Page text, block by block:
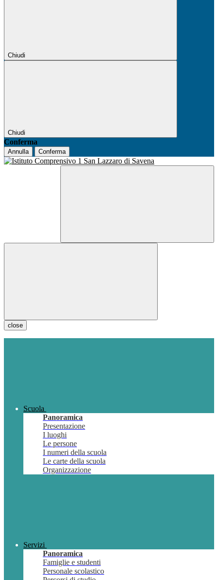
Chiudi
Chiudi
Conferma
Annulla Conferma
close
Scuola
Panoramica
Presentazione
I luoghi
Le persone
I numeri della scuola
Le carte della scuola
Organizzazione
Servizi
Panoramica
Famiglie e studenti
Personale scolastico